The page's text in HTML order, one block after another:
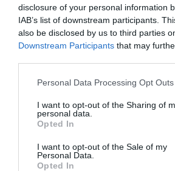
disclosure of your personal information
IAB’s list of downstream participants.
also be disclosed by us to third parties
Downstream Participants that may
Please note that this website/app uses
not limited to your visit or usage
grant or deny consent to Google and its
use your data for below specified
consent section.
Personal Data Processing Opt Outs
I want to opt-out of the Sharing of
personal data.
Opted In
I want to opt-out of the Sale of my
Personal Data.
Opted In
Címkék: Michael Schumacher
jó hír
Korábbi bejegyzések
HASONLÓ BEJEGYZÉSEK